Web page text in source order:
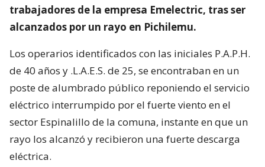
trabajadores de la empresa Emelectric, tras ser
alcanzados por un rayo en Pichilemu.
Los operarios identificados con las iniciales P.A.P.H.
de 40 años y .L.A.E.S. de 25, se encontraban en un
poste de alumbrado público reponiendo el servicio
eléctrico interrumpido por el fuerte viento en el
sector Espinalillo de la comuna, instante en que un
rayo los alcanzó y recibieron una fuerte descarga
eléctrica.